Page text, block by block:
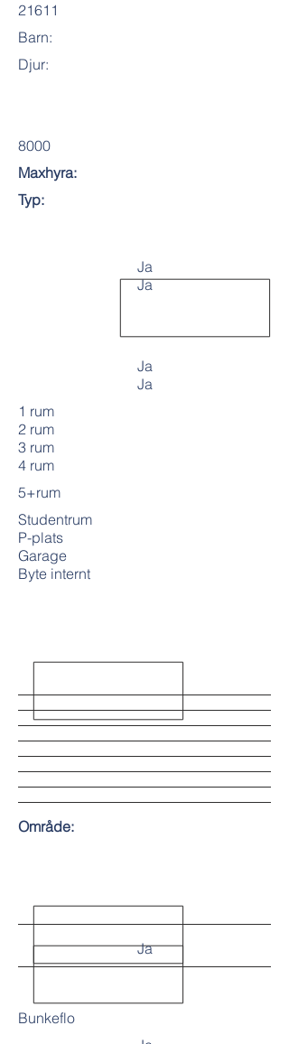
21611
Barn:
Djur:
8000
Maxhyra:
Typ:
Ja
Ja
Ja
Ja
1 rum
2 rum
3 rum
4 rum
5+rum
Studentrum
P-plats
Garage
Byte internt
Område:
Ja
Bunkeflo